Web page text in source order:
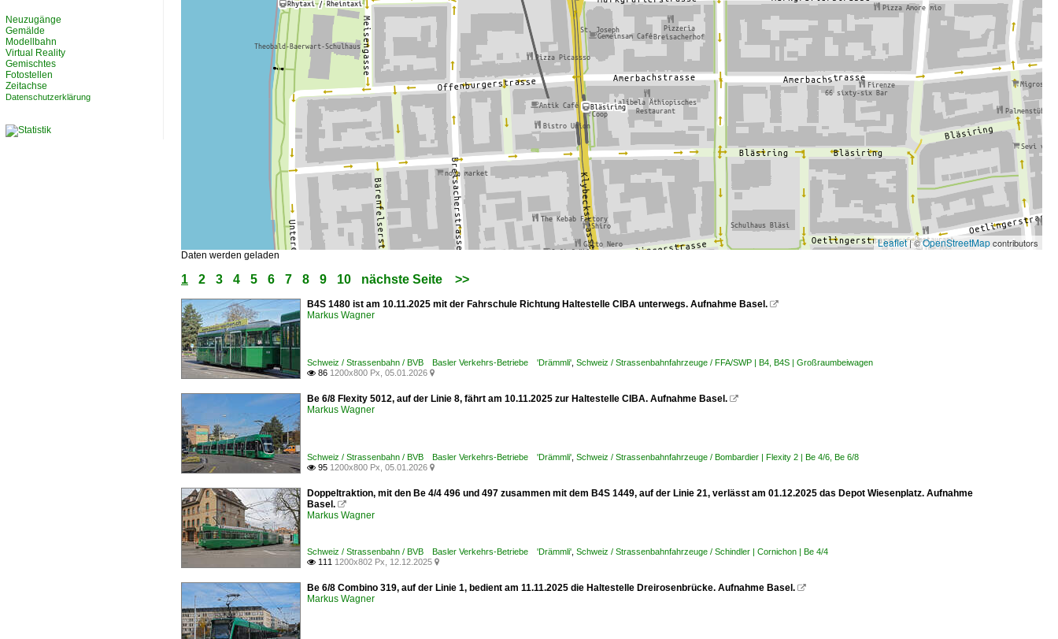
Leaflet| ©OpenStreetMapcontributors
Daten werden geladen
1 2 3 4 5 6 7 8 9 10 nächste Seite >>
B4S 1480 ist am 10.11.2025 mit der Fahrschule Richtung Haltestelle CIBA unterwegs. Aufnahme Basel. 
Markus Wagner
Schweiz / Strassenbahn / BVB Basler Verkehrs-Betriebe 'Drämmli' Schweiz / Strassenbahnfahrzeuge / FFA/SWP | B4, B4S | Großraumbeiwagen
 86 1200x800 Px, 05.01.2026 
Be 6/8 Flexity 5012, auf der Linie 8, fährt am 10.11.2025 zur Haltestelle CIBA. Aufnahme Basel. 
Markus Wagner
Schweiz / Strassenbahn / BVB Basler Verkehrs-Betriebe 'Drämmli' Schweiz / Strassenbahnfahrzeuge / Bombardier | Flexity 2 | Be 4/6, Be 6/8
 95 1200x800 Px, 05.01.2026 
Doppeltraktion, mit den Be 4/4 496 und 497 zusammen mit dem B4S 1449, auf der Linie 21, verlässt am 01.12.2025 das Depot Wiesenplatz. Aufnahme
Basel. 
Markus Wagner
Schweiz / Strassenbahn / BVB Basler Verkehrs-Betriebe 'Drämmli' Schweiz / Strassenbahnfahrzeuge / Schindler | Cornichon | Be 4/4
 111 1200x802 Px, 12.12.2025 
Be 6/8 Combino 319, auf der Linie 1, bedient am 11.11.2025 die Haltestelle Dreirosenbrücke. Aufnahme Basel. 
Markus Wagner
Neuzugänge
Gemälde
Modellbahn
Virtual Reality
Gemischtes
Fotostellen
Zeitachse
Datenschutzerklärung